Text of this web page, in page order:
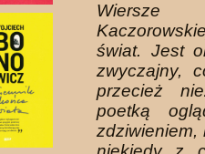
Wiersze
świat. Jest
zwyczajny,
przecież
poetką
zdziwieniem,